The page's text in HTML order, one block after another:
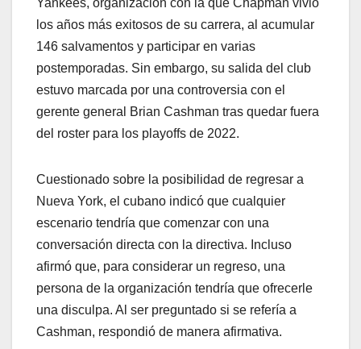
Yankees, organización con la que Chapman vivió
los años más exitosos de su carrera, al acumular
146 salvamentos y participar en varias
postemporadas. Sin embargo, su salida del club
estuvo marcada por una controversia con el
gerente general Brian Cashman tras quedar fuera
del roster para los playoffs de 2022.
Cuestionado sobre la posibilidad de regresar a
Nueva York, el cubano indicó que cualquier
escenario tendría que comenzar con una
conversación directa con la directiva. Incluso
afirmó que, para considerar un regreso, una
persona de la organización tendría que ofrecerle
una disculpa. Al ser preguntado si se refería a
Cashman, respondió de manera afirmativa.